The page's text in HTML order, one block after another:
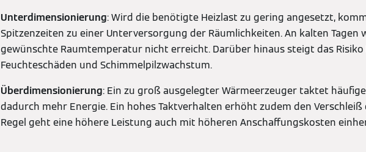
Unterdimensionierung: Wird die benötigte Heizlast zu gering angesetzt,
Spitzenzeiten zu einer Unterversorgung der Räumlichkeiten. An kalten Tagen
gewünschte Raumtemperatur nicht erreicht. Darüber hinaus steigt das
Feuchteschäden und Schimmelpilzwachstum.
Überdimensionierung: Ein zu groß ausgelegter Wärmeerzeuger taktet
dadurch mehr Energie. Ein hohes Taktverhalten erhöht zudem den Verschleiß
Regel geht eine höhere Leistung auch mit höheren Anschaffungskosten